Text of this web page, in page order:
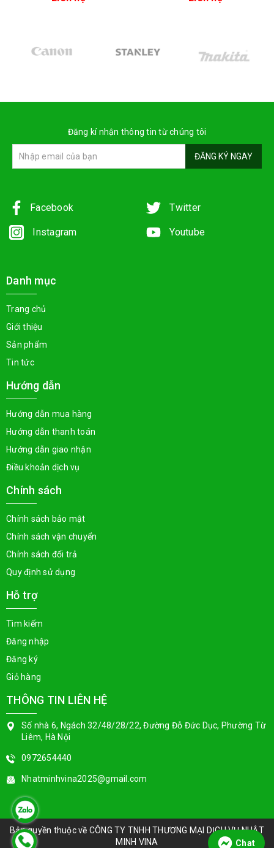
Đăng kí nhận thông tin từ chúng tôi
ĐĂNG KÝ NGAY
Facebook Twitter
Instagram Youtube
Danh mục
Trang chủ
Giới thiệu
Sản phẩm
Tin tức
Hướng dẫn
Hướng dẫn mua hàng
Hướng dẫn thanh toán
Hướng dẫn giao nhận
Điều khoản dịch vụ
Chính sách
Chính sách bảo mật
Chính sách vận chuyển
Chính sách đổi trả
Quy định sử dụng
Hỗ trợ
Tìm kiếm
Đăng nhập
Đăng ký
Giỏ hàng
THÔNG TIN LIÊN HỆ
Số nhà 6, Ngách 32/48/28/22, Đường Đỗ Đức Dục, Phường Từ
Liêm, Hà Nội
0972654440
Nhatminhvina2025@gmail.com
Bản quyền thuộc về CÔNG TY TNHH THƯƠNG MẠI DỊCH VỤ NHẬT
MINH VINA
Chat